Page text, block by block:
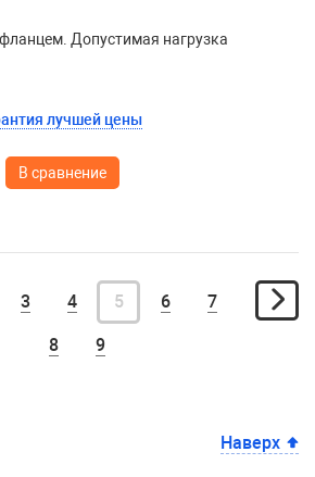
Допустимая нагрузка
лучшей цены
В сравнение
3 4 5 6 7
8 9
Наверх